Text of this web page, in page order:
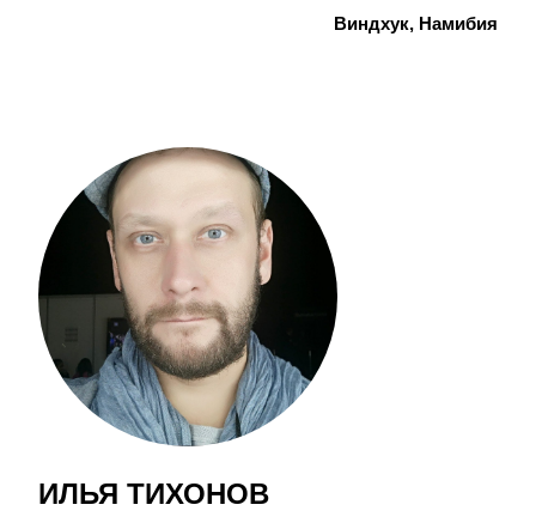
Виндхук, Намибия
ИЛЬЯ ТИХОНОВ